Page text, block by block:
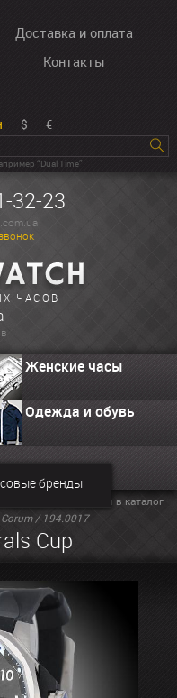
Доставка и оплата
Контакты
$ €
“Dual Time”
32-23
ЧАСОВ
Женские часы
Одежда и обувь
бренды
Corum/ 194.0017
Cup
Вернуться в каталог